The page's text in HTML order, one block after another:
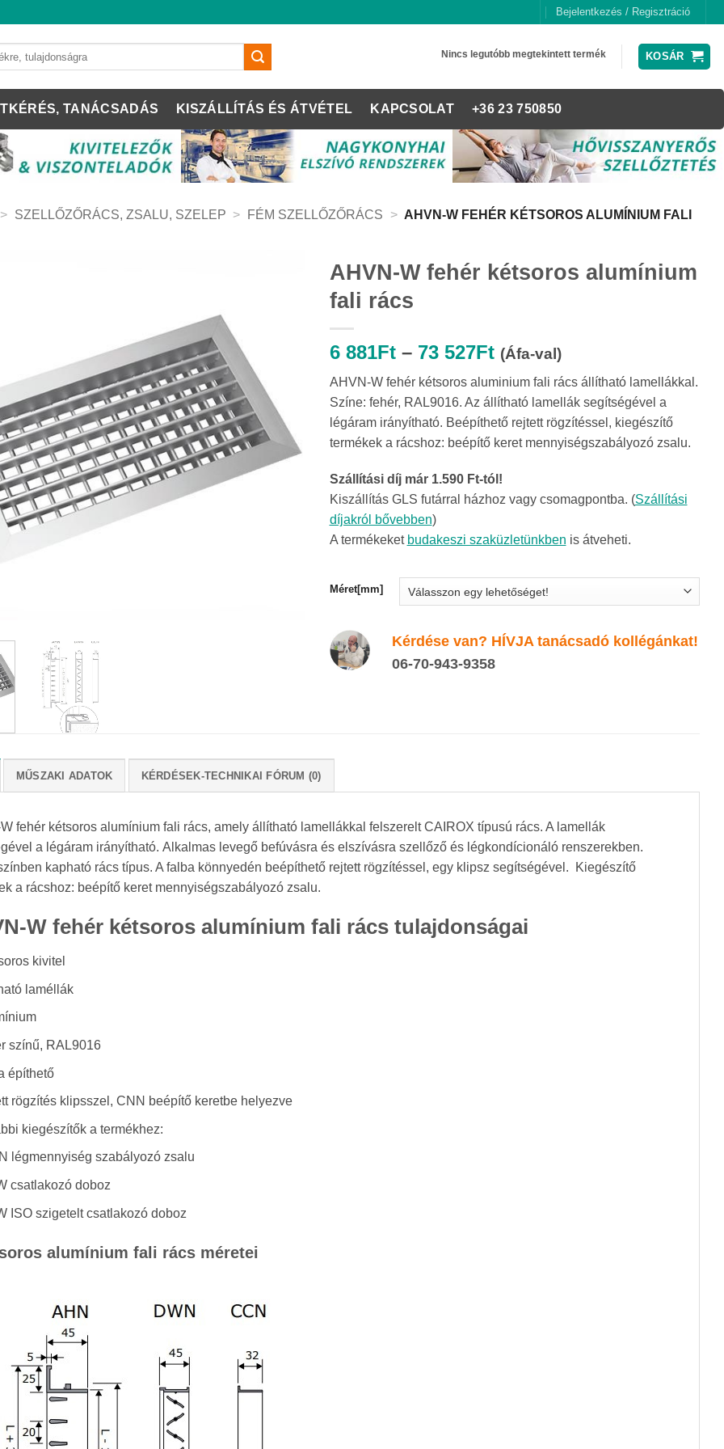
Bejelentkezés / Regisztráció
Nincs legutóbb megtekintett termék KOSÁR
TANÁCSADÁS KISZÁLLÍTÁS ÉS ÁTVÉTEL KAPCSOLAT +36 23 750850
> SZELLŐZŐRÁCS, ZSALU, SZELEP > FÉM SZELLŐZŐRÁCS > AHVN-W FEHÉR KÉTSOROS ALUMÍNIUM FALI
AHVN-W fehér kétsoros alumínium
fali rács
6 881Ft – 73 527FtÁrtartomány:
881Ft
-
73
527Ft
(Áfa-val)
AHVN-W fehér kétsoros aluminium fali rács állítható lamellákkal.
Színe: fehér, RAL9016. Az állítható lamellák segítségével a
légáram irányítható. Beépíthető rejtett rögzítéssel, kiegészítő
termékek a rácshoz: beépítő keret mennyiségszabályozó zsalu.
Szállítási díj már 1.590 Ft-tól!
Kiszállítás GLS futárral házhoz vagy csomagpontba. (Szállítási
díjakról bővebben)
A termékeket budakeszi szaküzletünkben is átveheti.
Méret[mm]
Kérdése van? HÍVJA tanácsadó kollégánkat!
06-70-943-9358
MŰSZAKI ADATOK KÉRDÉSEK-TECHNIKAI FÓRUM (0)
fehér kétsoros alumínium fali rács, amely állítható lamellákkal felszerelt CAIROX típusú rács. A lamellák
a légáram irányítható. Alkalmas levegő befúvásra és elszívásra szellőző és légkondícionáló renszerekben.
kapható rács típus. A falba könnyedén beépíthető rejtett rögzítéssel, egy klipsz segítségével. Kiegészítő
a rácshoz: beépítő keret mennyiségszabályozó zsalu.
W fehér kétsoros alumínium fali rács tulajdonságai
kivitel
laméllák
színű, RAL9016
építhető
rögzítés klipsszel, CNN beépítő keretbe helyezve
kiegészítők a termékhez:
légmennyiség szabályozó zsalu
csatlakozó doboz
ISO szigetelt csatlakozó doboz
alumínium fali rács méretei